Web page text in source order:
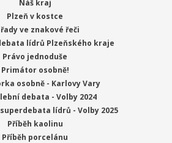
Náš kraj
Plzeň v kostce
ve znakové řeči
lídrů Plzeňského kraje
Právo jednoduše
Primátor osobně!
osobně - Karlovy Vary
debata - Volby 2024
lídrů - Volby 2025
Příběh kaolinu
Příběh porcelánu